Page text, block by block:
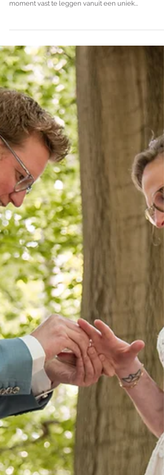
Dronefoto's - Inspiratie voor
jullie bruiloft
Jullie trouwdag is een bijzonder moment in jullie
leven, en wat is er beter dan dit onvergetelijke
moment vast te leggen vanuit een uniek...